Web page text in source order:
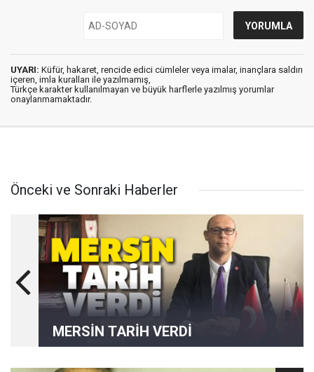
UYARI: Küfür, hakaret, rencide edici cümleler veya imalar, inançlara saldırı
içeren, imla kuralları ile yazılmamış,
Türkçe karakter kullanılmayan ve büyük harflerle yazılmış yorumlar
onaylanmamaktadır.
Önceki ve Sonraki Haberler
MERSİN TARİH VERDİ